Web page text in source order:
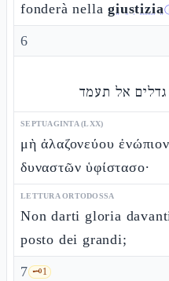
fonderà nellagiustizia
6
אל תעמד
SEPTUAGINTA (LXX)
μὴ ἀλαζονεύου
δυναστῶν ὑφίστασο·
LETTURA ORTODOSSA
Non darti gloria
posto dei grandi;
7 🗝️1